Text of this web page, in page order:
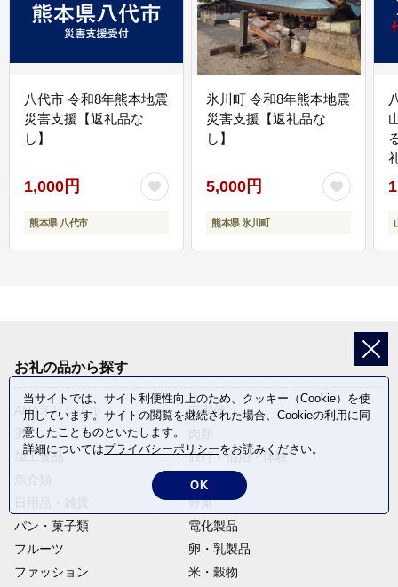
八代市 令和8年熊本地震
災害支援【返礼品な
し】
1,000円
熊本県 八代市
氷川町 令和8年熊本地震
災害支援【返礼品な
し】
5,000円
熊本県 氷川町
お礼の品から探す
ANAオリジナル
定期便
酒
加工食品
旅行・宿泊・体験
麺類
野菜
パン・菓子類
電化製品
フルーツ
卵・乳製品
ファッション
米・穀物
当サイトでは、サイト利便性向上のため、クッキー（Cookie）を使
用しています。サイトの閲覧を継続された場合、Cookieの利用に同
意したことものといたします。
詳細についてはプライバシーポリシーをお読みください。
OK